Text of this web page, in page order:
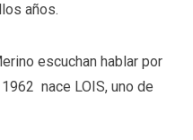
años.
escuchan hablar por
nace LOIS, uno de